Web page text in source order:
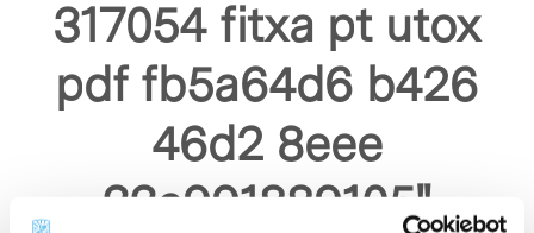
317054 fitxa pt utox
pdf fb5a64d6 b426
46d2 8eee
33e991889105"